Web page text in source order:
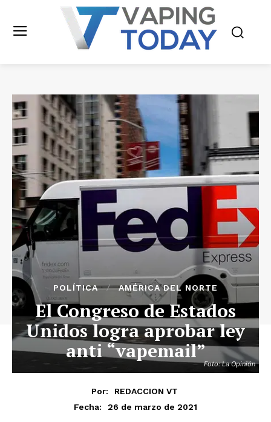
Foto: La Opinión
POLÍTICA AMÉRICA DEL NORTE
El Congreso de Estados
Unidos logra aprobar ley
anti “vapemail”
Por:
REDACCION VT
Fecha:
26 de marzo de 2021